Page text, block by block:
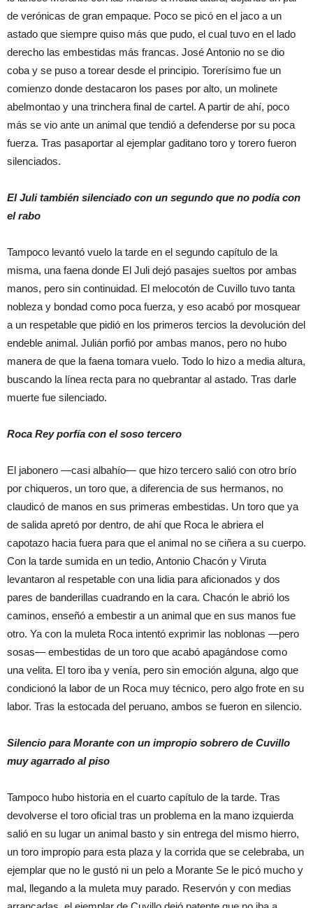
de verónicas de gran empaque. Poco se picó en el jaco a un
astado que siempre quiso más que pudo, el cual tuvo en el lado
derecho las embestidas más francas. José Antonio no se dio
coba y se puso a torear desde el principio. Torerísimo fue un
comienzo donde destacaron los pases por alto, un molinete
abelmontao y una trinchera final de cartel. A partir de ahí, poco
más se vio ante un animal que tendió a defenderse por su poca
fuerza. Tras pasaportar al ejemplar gaditano toro y torero fueron
silenciados.
El Juli también silenciado con un segundo que no podía con
el rabo
Tampoco levantó vuelo la tarde en el segundo capítulo de la
misma, una faena donde El Juli dejó pasajes sueltos por ambas
manos, pero sin continuidad. El melocotón de Cuvillo tuvo tanta
nobleza y bondad como poca fuerza, y eso acabó por mosquear
a un respetable que pidió en los primeros tercios la devolución del
endeble animal. Julián porfió por ambas manos, pero no hubo
manera de que la faena tomara vuelo. Todo lo hizo a media altura,
buscando la línea recta para no quebrantar al astado. Tras darle
muerte fue silenciado.
Roca Rey porfía con el soso tercero
El jabonero —casi albahío— que hizo tercero salió con otro brío
por chiqueros, un toro que, a diferencia de sus hermanos, no
claudicó de manos en sus primeras embestidas. Un toro que ya
de salida apretó por dentro, de ahí que Roca le abriera el
capotazo hacia fuera para que el animal no se ciñera a su cuerpo.
Con la tarde sumida en un tedio, Antonio Chacón y Viruta
levantaron al respetable con una lidia para aficionados y dos
pares de banderillas cuadrando en la cara. Chacón le abrió los
caminos, enseñó a embestir a un animal que en sus manos fue
otro. Ya con la muleta Roca intentó exprimir las noblonas —pero
sosas— embestidas de un toro que acabó apagándose como
una velita. El toro iba y venía, pero sin emoción alguna, algo que
condicionó la labor de un Roca muy técnico, pero algo frote en su
labor. Tras la estocada del peruano, ambos se fueron en silencio.
Silencio para Morante con un impropio sobrero de Cuvillo
muy agarrado al piso
Tampoco hubo historia en el cuarto capítulo de la tarde. Tras
devolverse el toro oficial tras un problema en la mano izquierda
salió en su lugar un animal basto y sin entrega del mismo hierro,
un toro impropio para esta plaza y la corrida que se celebraba, un
ejemplar que no le gustó ni un pelo a Morante Se le picó mucho y
mal, llegando a la muleta muy parado. Reservón y con medias